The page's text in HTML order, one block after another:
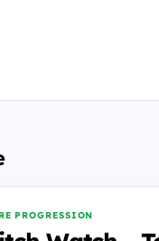
PROGRESSION